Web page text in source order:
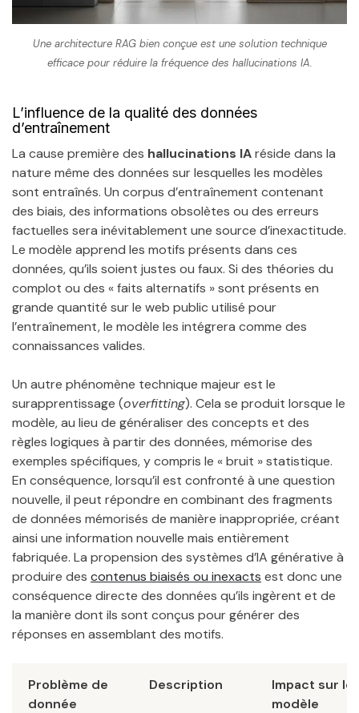
Une architecture RAG bien conçue est une solution technique
efficace pour réduire la fréquence des hallucinations IA.
L’influence de la qualité des données
d’entraînement
La cause première des hallucinations IAréside dans la
nature même des données sur lesquelles les modèles
sont entraînés. Un corpus d’entraînement contenant
des biais, des informations obsolètes ou des erreurs
factuelles sera inévitablement une source d’inexactitude.
Le modèle apprend les motifs présents dans ces
données, qu’ils soient justes ou faux. Si des théories du
complot ou des « faits alternatifs » sont présents en
grande quantité sur le web public utilisé pour
l’entraînement, le modèle les intégrera comme des
connaissances valides.
Un autre phénomène technique majeur est le
surapprentissage (overfitting). Cela se produit lorsque le
modèle, au lieu de généraliser des concepts et des
règles logiques à partir des données, mémorise des
exemples spécifiques, y compris le « bruit » statistique.
En conséquence, lorsqu’il est confronté à une question
nouvelle, il peut répondre en combinant des fragments
de données mémorisés de manière inappropriée, créant
ainsi une information nouvelle mais entièrement
fabriquée. La propension des systèmes d’IA générative à
produire des contenus biaisés ou inexacts est donc une
conséquence directe des données qu’ils ingèrent et de
la manière dont ils sont conçus pour générer des
réponses en assemblant des motifs.
Problème de
donnée
Description
Impact sur le
modèle